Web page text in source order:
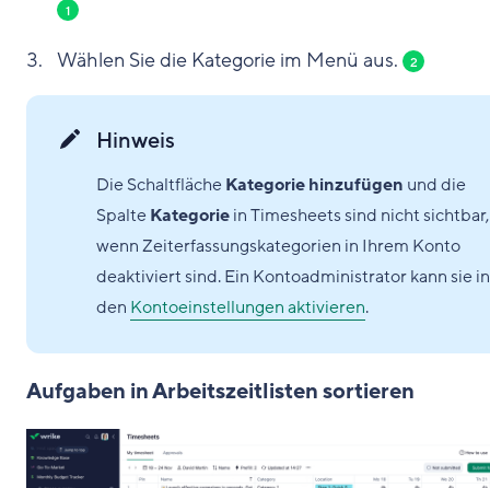
1
Wählen Sie die Kategorie im Menü aus. 2
Hinweis
Die SchaltflächeKategorie hinzufügen und die
SpalteKategoriein Timesheets sind nicht sichtbar,
wenn Zeiterfassungskategorien in Ihrem Konto
deaktiviert sind. Ein Kontoadministrator kann sie in
den Kontoeinstellungen aktivieren.
Aufgaben in Arbeitszeitlisten sortieren